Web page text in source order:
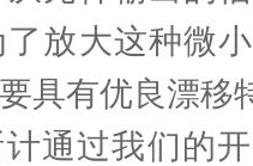
放大这种微
具有优良漂移
通过我们的